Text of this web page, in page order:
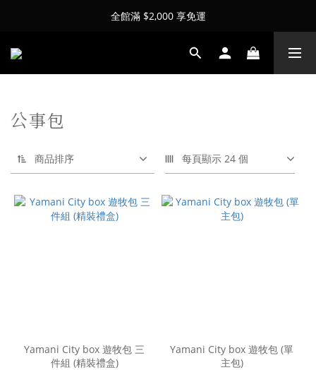
全館滿 $2,000 享免運
公事包
商品排序 每頁顯示 24 個
Yamani City box 遊牧包 三
件組 (精裝禮盒)
Yamani City box 遊牧包 (單
主包)